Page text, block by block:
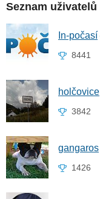
Seznam uživatelů
In-počasí
8441
holčovice
3842
gangaros
1426